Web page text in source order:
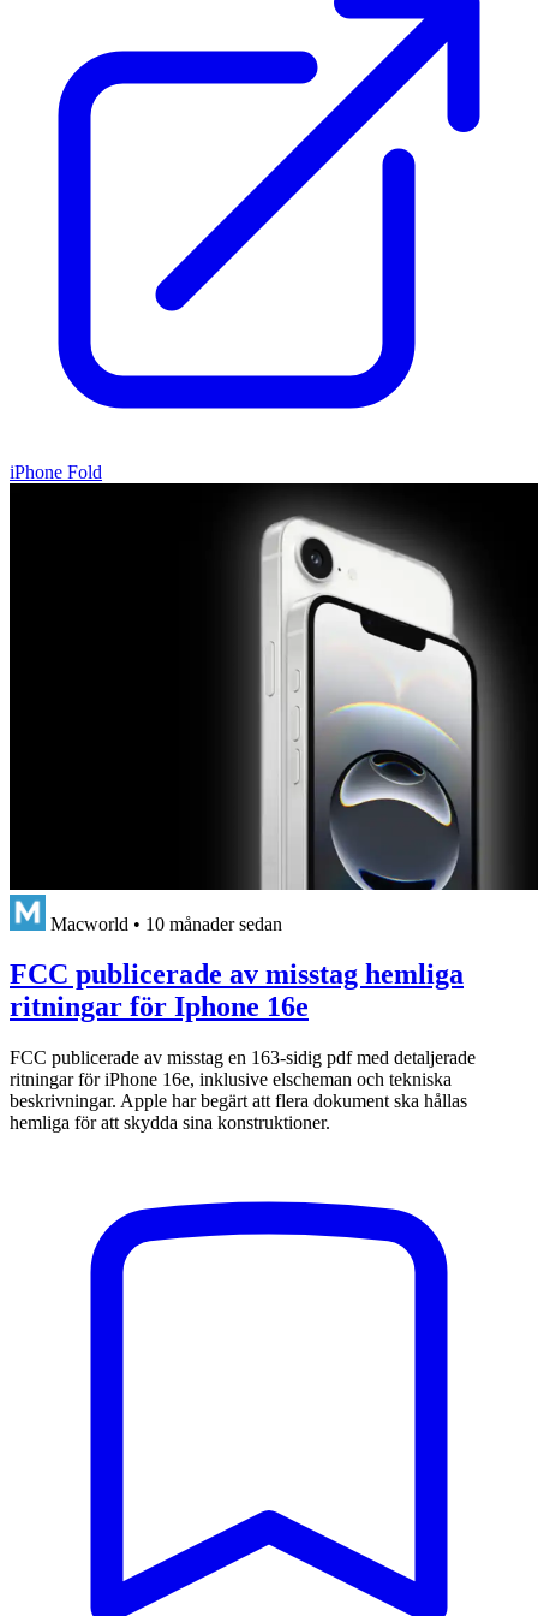
iPhone Fold
Macworld • 10 månader sedan
FCC publicerade av misstag hemliga
ritningar för Iphone 16e
FCC publicerade av misstag en 163-sidig pdf med detaljerade
ritningar för iPhone 16e, inklusive elscheman och tekniska
beskrivningar. Apple har begärt att flera dokument ska hållas
hemliga för att skydda sina konstruktioner.